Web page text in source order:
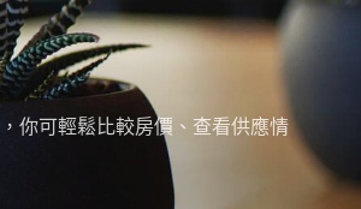
你可輕鬆比較房價、查看供應情